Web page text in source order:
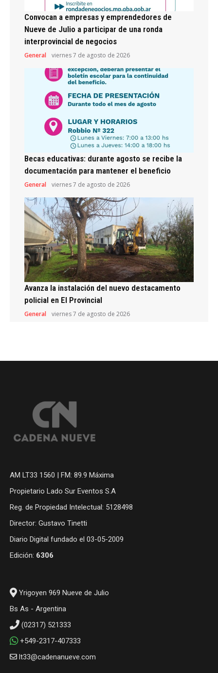
Convocan a empresas y emprendedores de
Nueve de Julio a participar de una ronda
interprovincial de negocios
General viernes 7 de agosto de 2026
Becas educativas: durante agosto se recibe la
documentación para mantener el beneficio
General viernes 7 de agosto de 2026
Avanza la instalación del nuevo destacamento
policial en El Provincial
General viernes 7 de agosto de 2026
AM LT33 1560 | FM: 89.9 Máxima
Propietario Lado Sur Eventos S.A
Reg. de Propiedad Intelectual: 5128498
Director: Gustavo Tinetti
Diario Digital fundado el 03-05-2009
Edición: 6306
Yrigoyen 969 Nueve de Julio
Bs As - Argentina
(02317) 521333
+549-2317-407333
lt33@cadenanueve.com